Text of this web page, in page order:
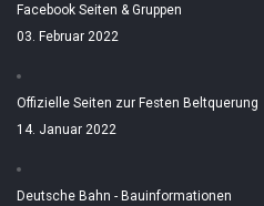
Facebook Seiten & Gruppen
03. Februar 2022
Offizielle Seiten zur Festen Beltquerung
14. Januar 2022
Deutsche Bahn - Bauinformationen